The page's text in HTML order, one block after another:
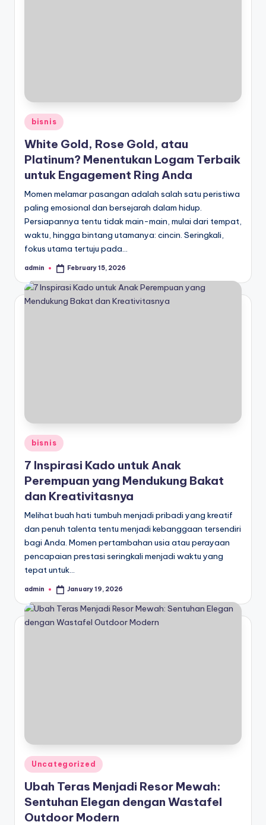
Posted
in
bisnis
White Gold, Rose Gold, atau
Platinum? Menentukan Logam Terbaik
untuk Engagement Ring Anda
Momen melamar pasangan adalah salah satu peristiwa
paling emosional dan bersejarah dalam hidup.
Persiapannya tentu tidak main-main, mulai dari tempat,
waktu, hingga bintang utamanya: cincin. Seringkali,
fokus utama tertuju pada…
Posted
admin February 15, 2026
Posted
in
bisnis
7 Inspirasi Kado untuk Anak
Perempuan yang Mendukung Bakat
dan Kreativitasnya
Melihat buah hati tumbuh menjadi pribadi yang kreatif
dan penuh talenta tentu menjadi kebanggaan tersendiri
bagi Anda. Momen pertambahan usia atau perayaan
pencapaian prestasi seringkali menjadi waktu yang
tepat untuk…
Posted
admin January 19, 2026
Posted
in
Uncategorized
Ubah Teras Menjadi Resor Mewah:
Sentuhan Elegan dengan Wastafel
Outdoor Modern